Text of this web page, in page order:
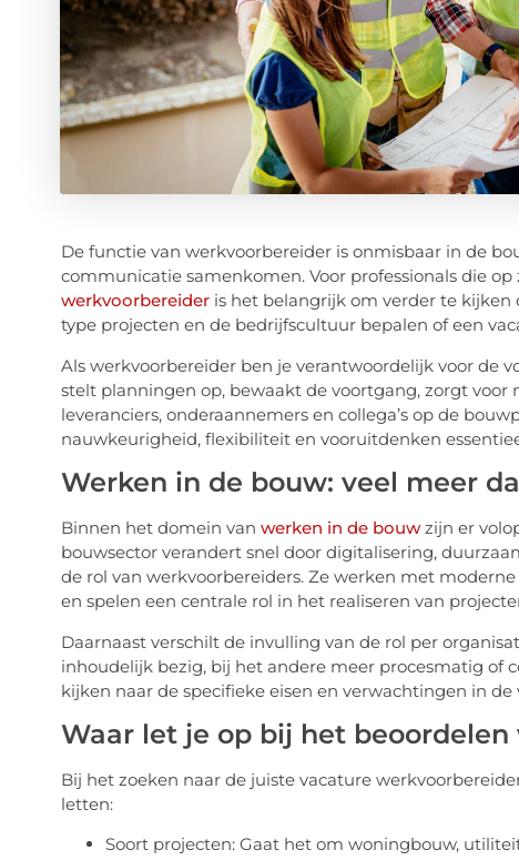
De functie van werkvoorbereider is onmisbaar in de
communicatie samenkomen. Voor professionals die op
werkvoorbereideris het belangrijk om verder te kijken
type projecten en de bedrijfscultuur bepalen of een
Als werkvoorbereider ben je verantwoordelijk voor de
stelt planningen op, bewaakt de voortgang, zorgt
leveranciers, onderaannemers en collega’s op de
nauwkeurigheid, flexibiliteit en vooruitdenken
Werken in de bouw: veel meer
Binnen het domein van werken in de bouwzijn er
bouwsector verandert snel door digitalisering,
de rol van werkvoorbereiders. Ze werken met
en spelen een centrale rol in het realiseren van
Daarnaast verschilt de invulling van de rol per
inhoudelijk bezig, bij het andere meer procesmatig of
kijken naar de specifieke eisen en verwachtingen in de
Waar let je op bij het beoordelen
Bij het zoeken naar de juiste vacature
letten:
Soort projecten: Gaat het om woningbouw,